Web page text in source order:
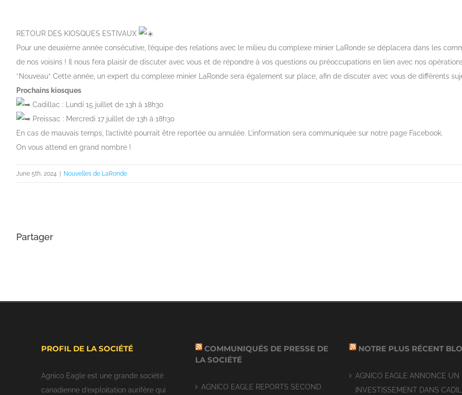
Larger
Image
RETOUR DES KIOSQUES ESTIVAUX
Pour une deuxième année consécutive, l’équipe des relations avec le milieu du complexe minier LaRonde se déplacera dans les
de nos voisins ! Il nous fera plaisir de discuter avec vous et de répondre à vos questions ou préoccupations en lien avec nos
*Nouveau* Cette année, un expert du complexe minier LaRonde sera également sur place, afin de discuter avec vous de différents
Prochains kiosques
Cadillac : Lundi 15 juillet de 13h à 18h30
Preissac : Mercredi 17 juillet de 13h à 18h30
En cas de mauvais temps, l’activité pourrait être reportée ou annulée. L’information sera communiquée sur notre page Facebook.
On vous attend en grand nombre !
June 5th, 2024 Nouvelles de LaRonde
Partager
PROFIL DE LA SOCIÉTÉ
Agnico Eagle est une grande société
canadienne d’exploitation aurifère qui
COMMUNIQUÉS DE PRESSE DE
LA SOCIÉTÉ
AGNICO EAGLE REPORTS SECOND
NOTRE PLUS RÉCENT
AGNICO EAGLE ANNONCE UN
INVESTISSEMENT DANS